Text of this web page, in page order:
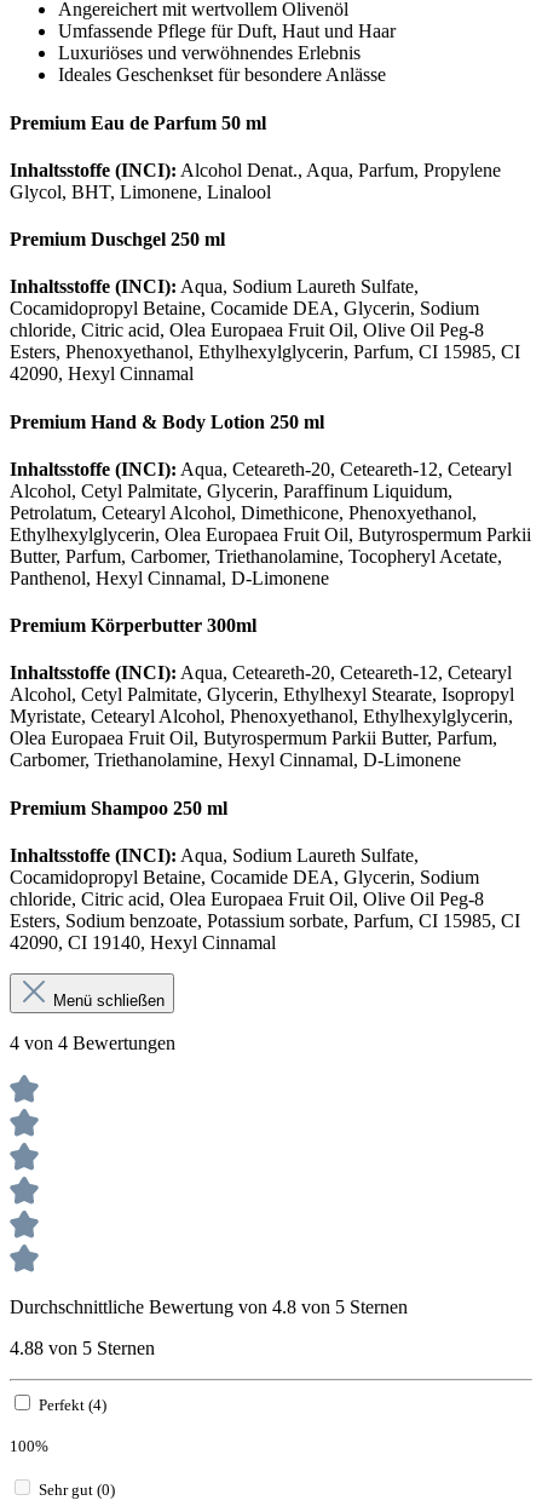
Angereichert mit wertvollem Olivenöl
Umfassende Pflege für Duft, Haut und Haar
Luxuriöses und verwöhnendes Erlebnis
Ideales Geschenkset für besondere Anlässe
Premium Eau de Parfum 50 ml
Inhaltsstoffe (INCI): Alcohol Denat., Aqua, Parfum, Propylene
Glycol, BHT, Limonene, Linalool
Premium Duschgel 250 ml
Inhaltsstoffe (INCI): Aqua, Sodium Laureth Sulfate,
Cocamidopropyl Betaine, Cocamide DEA, Glycerin, Sodium
chloride, Citric acid, Olea Europaea Fruit Oil, Olive Oil Peg-8
Esters, Phenoxyethanol, Ethylhexylglycerin, Parfum, CI 15985, CI
42090, Hexyl Cinnamal
Premium Hand & Body Lotion 250 ml
Inhaltsstoffe (INCI): Aqua, Ceteareth-20, Ceteareth-12, Cetearyl
Alcohol, Cetyl Palmitate, Glycerin, Paraffinum Liquidum,
Petrolatum, Cetearyl Alcohol, Dimethicone, Phenoxyethanol,
Ethylhexylglycerin, Olea Europaea Fruit Oil, Butyrospermum Parkii
Butter, Parfum, Carbomer, Triethanolamine, Tocopheryl Acetate,
Panthenol, Hexyl Cinnamal, D-Limonene
Premium Körperbutter 300ml
Inhaltsstoffe (INCI): Aqua, Ceteareth-20, Ceteareth-12, Cetearyl
Alcohol, Cetyl Palmitate, Glycerin, Ethylhexyl Stearate, Isopropyl
Myristate, Cetearyl Alcohol, Phenoxyethanol, Ethylhexylglycerin,
Olea Europaea Fruit Oil, Butyrospermum Parkii Butter, Parfum,
Carbomer, Triethanolamine, Hexyl Cinnamal, D-Limonene
Premium Shampoo 250 ml
Inhaltsstoffe (INCI): Aqua, Sodium Laureth Sulfate,
Cocamidopropyl Betaine, Cocamide DEA, Glycerin, Sodium
chloride, Citric acid, Olea Europaea Fruit Oil, Olive Oil Peg-8
Esters, Sodium benzoate, Potassium sorbate, Parfum, CI 15985, CI
42090, CI 19140, Hexyl Cinnamal
Menü schließen
4 von 4 Bewertungen
Durchschnittliche Bewertung von 4.8 von 5 Sternen
4.88 von 5 Sternen
Perfekt (4)
100%
Sehr gut (0)